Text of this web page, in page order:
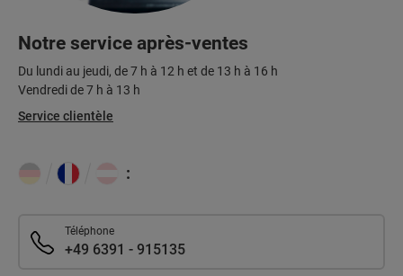
Notre service après-ventes
Du lundi au jeudi, de 7 h à 12 h et de 13 h à 16 h
Vendredi de 7 h à 13 h
Service clientèle
:
Téléphone
+49 6391 - 915135